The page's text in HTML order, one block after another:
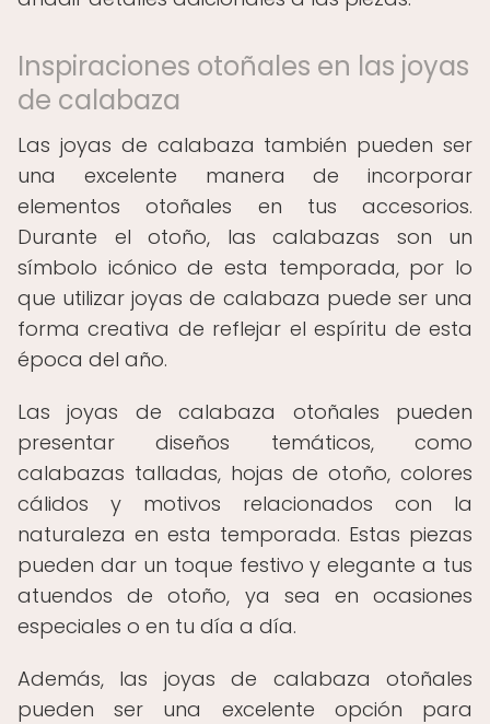
Inspiraciones otoñales en las joyas
de calabaza
Las joyas de calabaza también pueden ser
una excelente manera de incorporar
elementos otoñales en tus accesorios.
Durante el otoño, las calabazas son un
símbolo icónico de esta temporada, por lo
que utilizar joyas de calabaza puede ser una
forma creativa de reflejar el espíritu de esta
época del año.
Las joyas de calabaza otoñales pueden
presentar diseños temáticos, como
calabazas talladas, hojas de otoño, colores
cálidos y motivos relacionados con la
naturaleza en esta temporada. Estas piezas
pueden dar un toque festivo y elegante a tus
atuendos de otoño, ya sea en ocasiones
especiales o en tu día a día.
Además, las joyas de calabaza otoñales
pueden ser una excelente opción para